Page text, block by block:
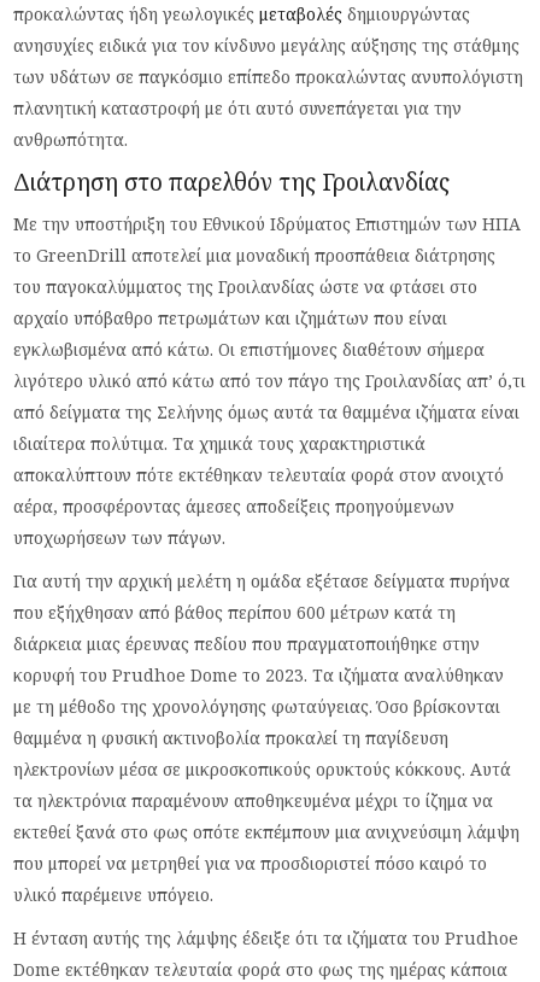
προκαλώντας ήδη γεωλογικέςμεταβολές δημιουργώντας
ανησυχίες ειδικά για τον κίνδυνο μεγάλης αύξησης της στάθμης
των υδάτων σε παγκόσμιο επίπεδο προκαλώντας ανυπολόγιστη
πλανητική καταστροφή με ότι αυτό συνεπάγεται για την
ανθρωπότητα.
Διάτρηση στο παρελθόν της Γροιλανδίας
Με την υποστήριξη του Εθνικού Ιδρύματος Επιστημών των ΗΠΑ
το GreenDrill αποτελεί μια μοναδική προσπάθεια διάτρησης
του παγοκαλύμματος της Γροιλανδίας ώστε να φτάσει στο
αρχαίο υπόβαθρο πετρωμάτων και ιζημάτων που είναι
εγκλωβισμένα από κάτω. Οι επιστήμονες διαθέτουν σήμερα
λιγότερο υλικό από κάτω από τον πάγο της Γροιλανδίας απ’ ό,τι
από δείγματα της Σελήνης όμως αυτά τα θαμμένα ιζήματα είναι
ιδιαίτερα πολύτιμα. Τα χημικά τους χαρακτηριστικά
αποκαλύπτουν πότε εκτέθηκαν τελευταία φορά στον ανοιχτό
αέρα, προσφέροντας άμεσες αποδείξεις προηγούμενων
υποχωρήσεων των πάγων.
Για αυτή την αρχική μελέτη η ομάδα εξέτασε δείγματα πυρήνα
που εξήχθησαν από βάθος περίπου 600 μέτρων κατά τη
διάρκεια μιας έρευνας πεδίου που πραγματοποιήθηκε στην
κορυφή του Prudhoe Dome το 2023. Τα ιζήματα αναλύθηκαν
με τη μέθοδο της χρονολόγησης φωταύγειας. Όσο βρίσκονται
θαμμένα η φυσική ακτινοβολία προκαλεί τη παγίδευση
ηλεκτρονίων μέσα σε μικροσκοπικούς ορυκτούς κόκκους. Αυτά
τα ηλεκτρόνια παραμένουν αποθηκευμένα μέχρι το ίζημα να
εκτεθεί ξανά στο φως οπότε εκπέμπουν μια ανιχνεύσιμη λάμψη
που μπορεί να μετρηθεί για να προσδιοριστεί πόσο καιρό το
υλικό παρέμεινε υπόγειο.
Η ένταση αυτής της λάμψης έδειξε ότι τα ιζήματα του Prudhoe
Dome εκτέθηκαν τελευταία φορά στο φως της ημέρας κάποια